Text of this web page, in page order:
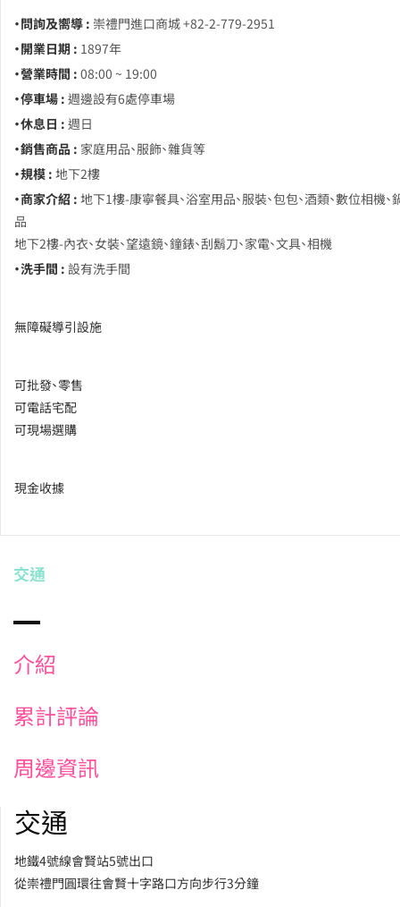
・問詢及嚮導 : 崇禮門進口商城 +82-2-779-2951
・開業日期 : 1897年
・營業時間 : 08:00 ~ 19:00
・停車場 : 週邊設有6處停車場
・休息日 : 週日
・銷售商品 : 家庭用品、服飾、雜貨等
・規模 : 地下2樓
・商家介紹 : 地下1樓-康寧餐具、浴室用品、服裝、包包、酒類、數位相機、
品
地下2樓-內衣、女裝、望遠鏡、鐘錶、刮鬍刀、家電、文具、相機
・洗手間 : 設有洗手間
無障礙導引設施
可批發、零售
可電話宅配
可現場選購
現金收據
交通
介紹
累計評論
周邊資訊
交通
地鐵4號線會賢站5號出口
從崇禮門圓環往會賢十字路口方向步行3分鐘